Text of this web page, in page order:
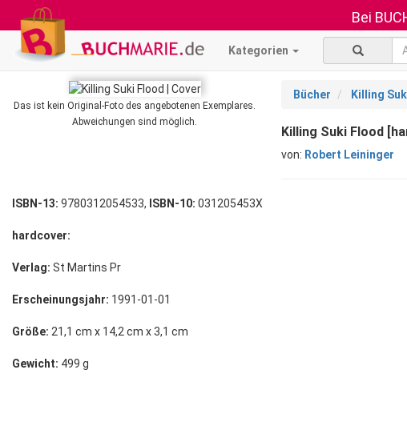
Bei
Kategorien
Das ist kein Original-Foto des angebotenen Exemplares.
Abweichungen sind möglich.
Bücher Killing
Killing Suki Flood
von: Robert Leininger
ISBN-13: 9780312054533, ISBN-10: 031205453X
hardcover:
Verlag: St Martins Pr
Erscheinungsjahr: 1991-01-01
Größe: 21,1 cm x 14,2 cm x 3,1 cm
Gewicht: 499 g